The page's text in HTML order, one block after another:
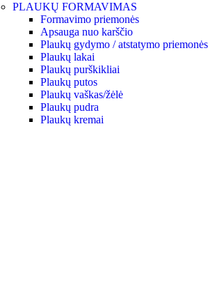
PLAUKŲ FORMAVIMAS
Formavimo priemonės
Apsauga nuo karščio
Plaukų gydymo / atstatymo priemonės
Plaukų lakai
Plaukų purškikliai
Plaukų putos
Plaukų vaškas/žėlė
Plaukų pudra
Plaukų kremai